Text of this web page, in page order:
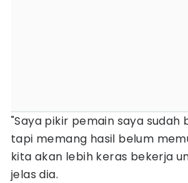
"Saya pikir pemain saya sudah
tapi memang hasil belum
kita akan lebih keras bekerja
jelas dia.